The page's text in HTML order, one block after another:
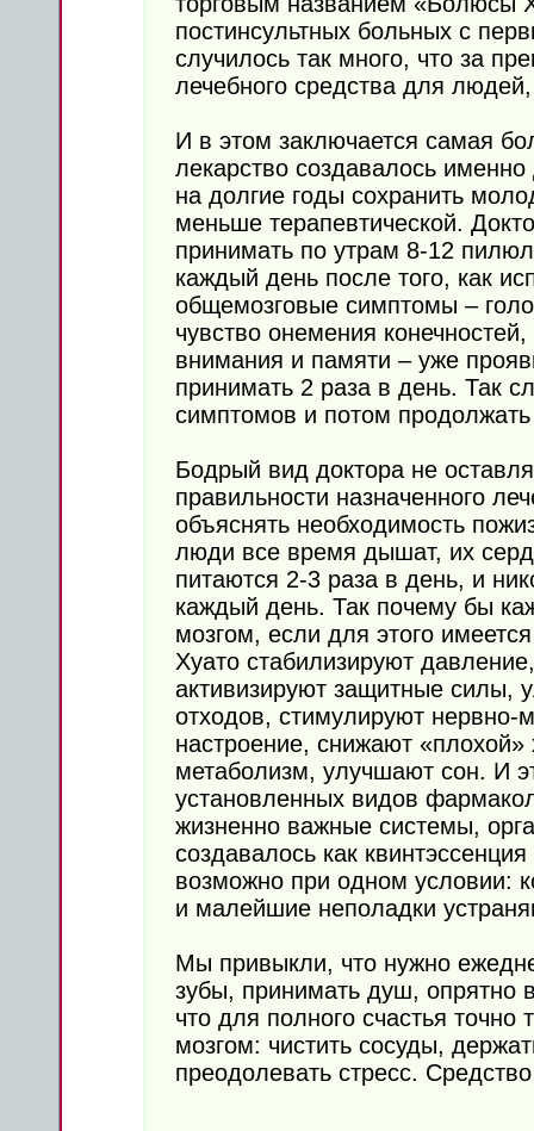
постинсультных больных с
случилось так много, что за
лечебного средства для
И в этом заключается самая
лекарство создавалось
на долгие годы сохранить
меньше терапевтической.
принимать по утрам 8-12
каждый день после того, как
общемозговые симптомы –
чувство онемения
внимания и памяти – уже
принимать 2 раза в день. Так
симптомов и потом
Бодрый вид доктора не
правильности назначенного
объяснять необходимость
люди все время дышат, их
питаются 2-3 раза в день, и
каждый день. Так почему бы
мозгом, если для этого
Хуато стабилизируют
активизируют защитные силы,
отходов, стимулируют
настроение, снижают
метаболизм, улучшают сон. И
установленных видов
жизненно важные системы,
создавалось как
возможно при одном условии:
и малейшие неполадки
Мы привыкли, что нужно
зубы, принимать душ, опрятно
что для полного счастья
мозгом: чистить сосуды,
преодолевать стресс.